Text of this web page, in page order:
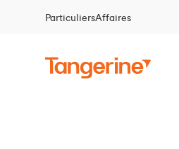
ParticuliersAffaires